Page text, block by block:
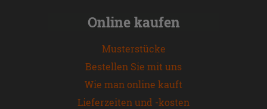
Online kaufen
Musterstücke
Bestellen Sie mit uns
Wie man online kauft
Lieferzeiten und -kosten